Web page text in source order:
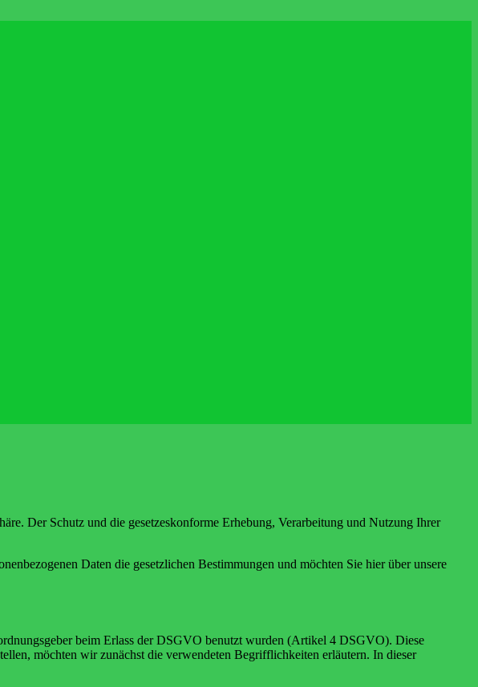
Der Schutz und die gesetzeskonforme Erhebung, Verarbeitung und Nutzung Ihrer
Daten die gesetzlichen Bestimmungen und möchten Sie hier über unsere
beim Erlass der DSGVO benutzt wurden (Artikel 4 DSGVO). Diese
möchten wir zunächst die verwendeten Begrifflichkeiten erläutern. In dieser